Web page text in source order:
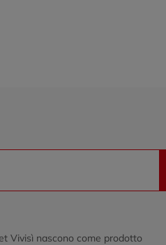
Vivisì nascono come prodotto